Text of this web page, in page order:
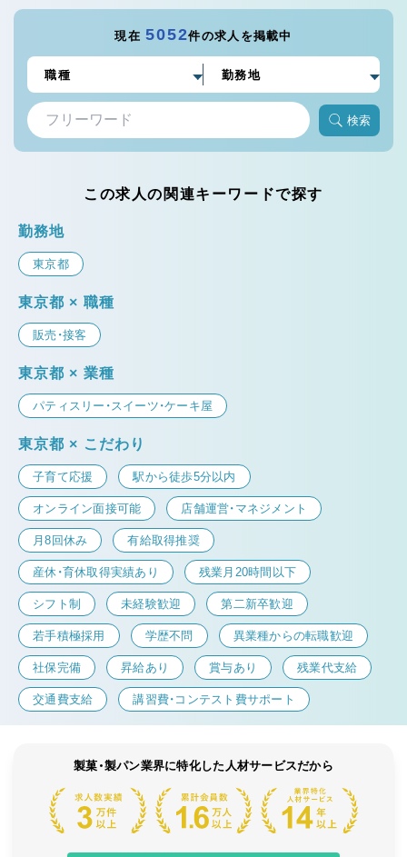
現在5052件の求人を掲載中
検索
この求人の関連キーワードで探す
勤務地
東京都
東京都 × 職種
販売・接客
東京都 × 業種
パティスリー・スイーツ・ケーキ屋
東京都 × こだわり
子育て応援 駅から徒歩5分以内
オンライン面接可能 店舗運営・マネジメント
月8回休み 有給取得推奨
産休・育休取得実績あり 残業月20時間以下
シフト制 未経験歓迎 第二新卒歓迎
若手積極採用 学歴不問 異業種からの転職歓迎
社保完備 昇給あり 賞与あり 残業代支給
交通費支給 講習費・コンテスト費サポート
製菓・製パン業界に特化した人材サービスだから